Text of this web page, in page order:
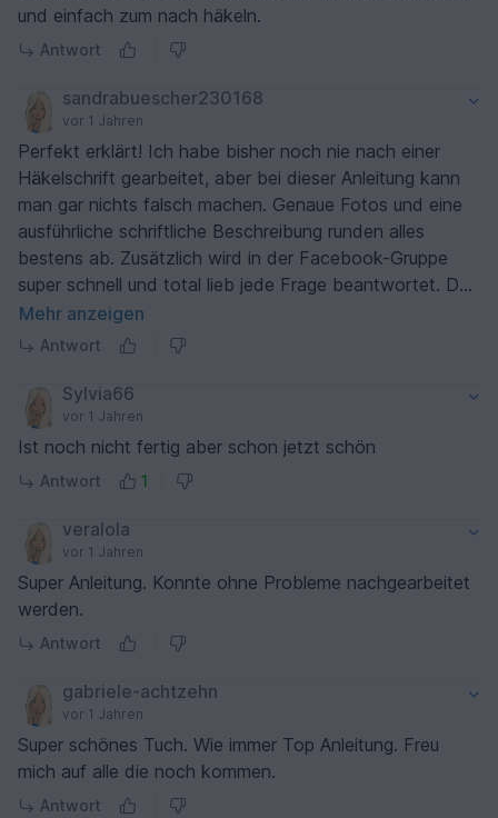
und einfach zum nach häkeln.
Antwort
sandrabuescher230168
vor 1 Jahren
Perfekt erklärt! Ich habe bisher noch nie nach einer
Häkelschrift gearbeitet, aber bei dieser Anleitung kann
man gar nichts falsch machen. Genaue Fotos und eine
ausführliche schriftliche Beschreibung runden alles
bestens ab. Zusätzlich wird in der Facebook-Gruppe
super schnell und total lieb jede Frage beantwortet. Das
Tuch ist durch das tolle Muster kurzweilig
nachzuarbeiten. Absolut empfehlenswert, ich kann leider
Mehr anzeigen
Antwort
Sylvia66
vor 1 Jahren
Ist noch nicht fertig aber schon jetzt schön
Antwort 1
veralola
vor 1 Jahren
Super Anleitung. Konnte ohne Probleme nachgearbeitet
werden.
Antwort
gabriele-achtzehn
vor 1 Jahren
Super schönes Tuch. Wie immer Top Anleitung. Freu
mich auf alle die noch kommen.
Antwort